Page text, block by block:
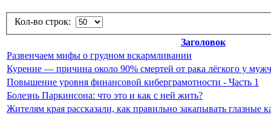
Кол-во строк:
Заголовок
Развенчаем мифы о грудном вскармливании
Курение — причина около 90% смертей от рака лёгкого у
Повышение уровня финансовой киберграмотности - Часть 1
Болезнь Паркинсона: что это и как с ней жить?
Жителям края рассказали, как правильно закапывать глазные